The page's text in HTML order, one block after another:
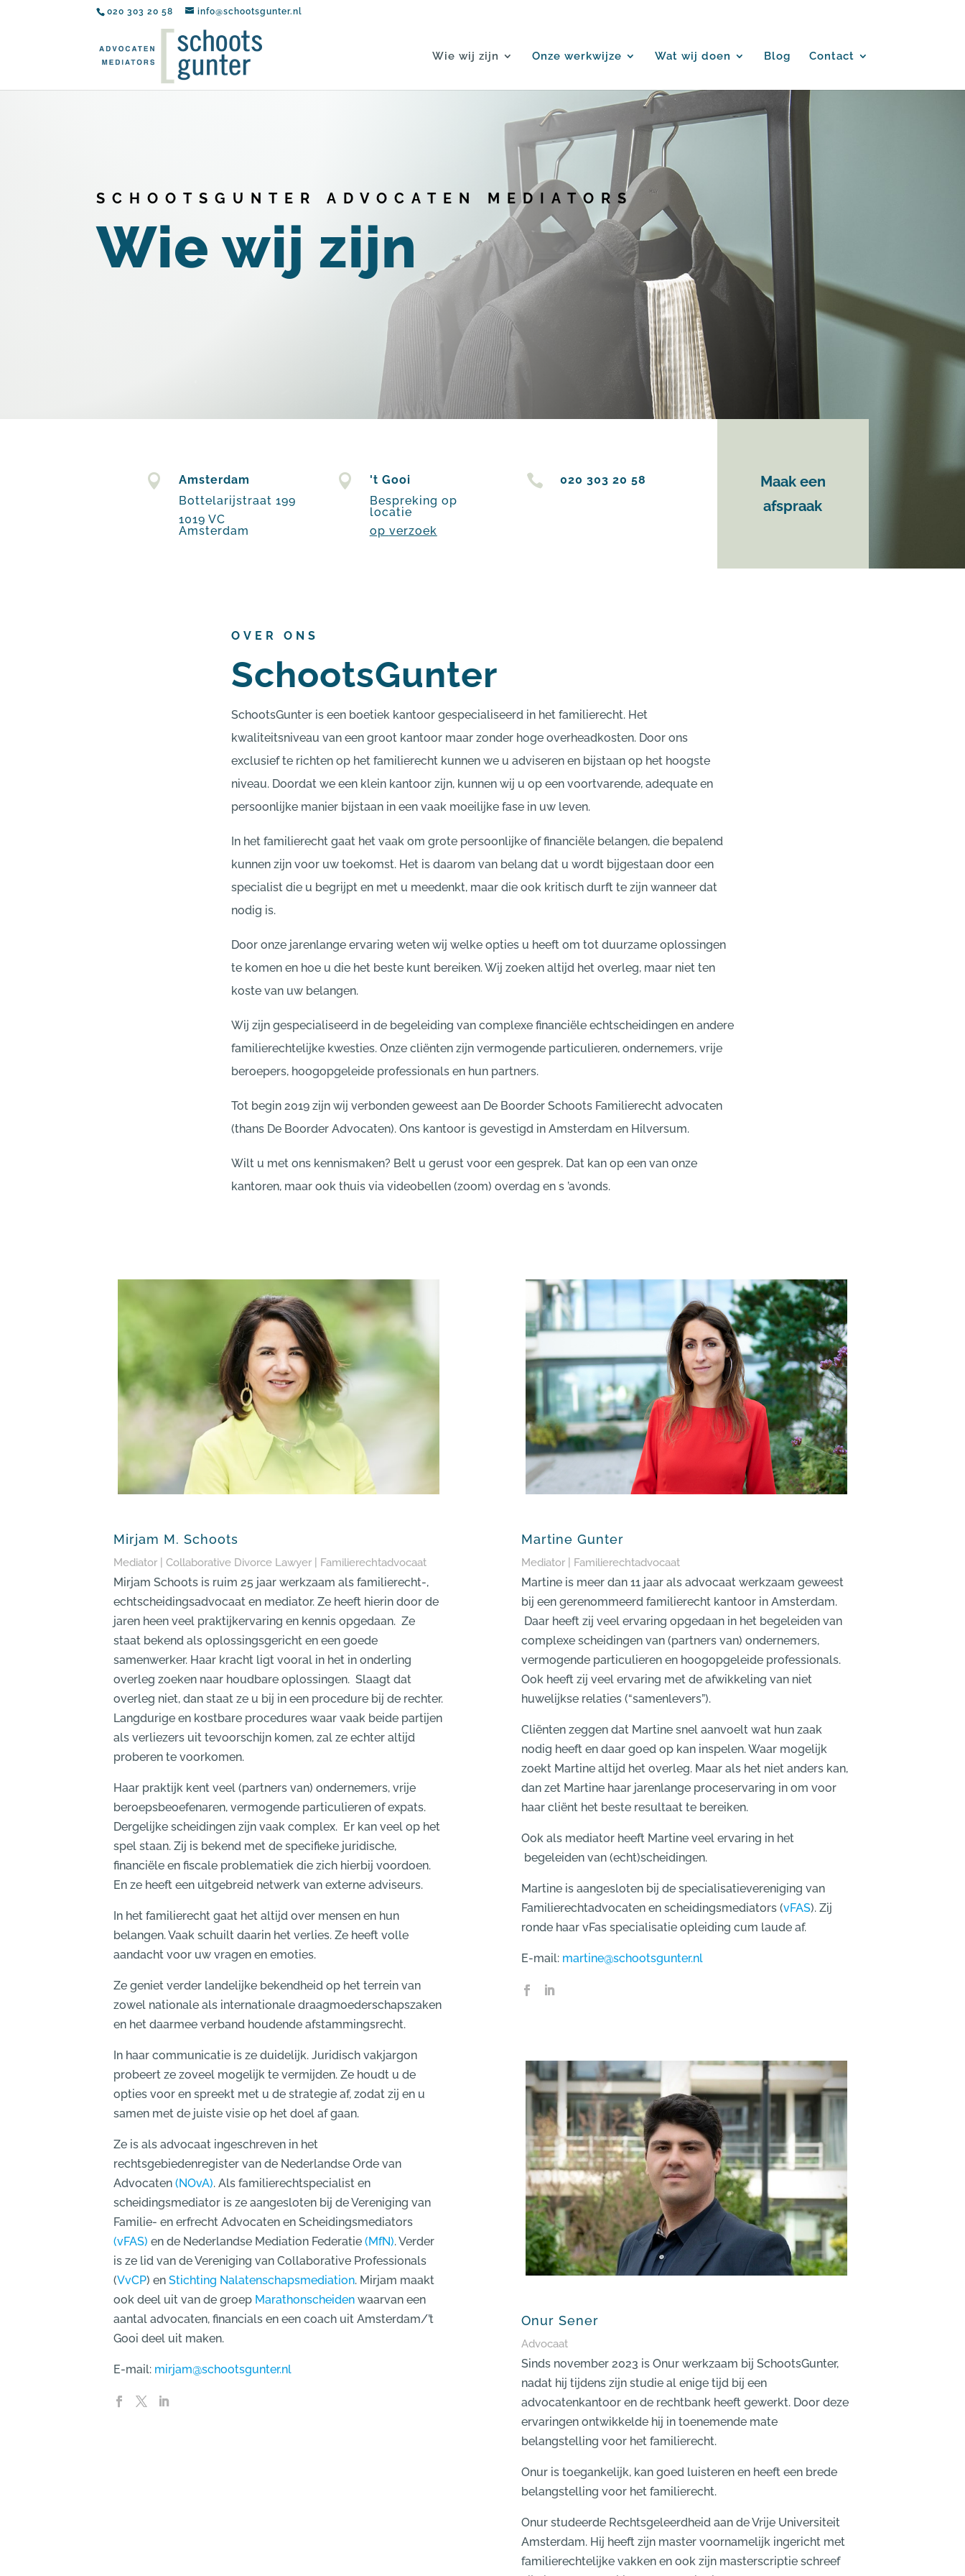
020 303 20 58 info@schootsgunter.nl
Wie wij zijn Onze werkwijze Wat wij doen Blog Contact
SCHOOTSGUNTER ADVOCATEN MEDIATORS
Wie wij zijn

Amsterdam
Bottelarijstraat 199
1019 VC
Amsterdam

't Gooi
Bespreking op
locatie
op verzoek
 020 303 20 58
Maak een
afspraak
OVER ONS
SchootsGunter
SchootsGunter is een boetiek kantoor gespecialiseerd in het familierecht. Het
kwaliteitsniveau van een groot kantoor maar zonder hoge overheadkosten. Door ons
exclusief te richten op het familierecht kunnen we u adviseren en bijstaan op het hoogste
niveau. Doordat we een klein kantoor zijn, kunnen wij u op een voortvarende, adequate en
persoonlijke manier bijstaan in een vaak moeilijke fase in uw leven.
In het familierecht gaat het vaak om grote persoonlijke of financiële belangen, die bepalend
kunnen zijn voor uw toekomst. Het is daarom van belang dat u wordt bijgestaan door een
specialist die u begrijpt en met u meedenkt, maar die ook kritisch durft te zijn wanneer dat
nodig is.
Door onze jarenlange ervaring weten wij welke opties u heeft om tot duurzame oplossingen
te komen en hoe u die het beste kunt bereiken. Wij zoeken altijd het overleg, maar niet ten
koste van uw belangen.
Wij zijn gespecialiseerd in de begeleiding van complexe financiële echtscheidingen en andere
familierechtelijke kwesties. Onze cliënten zijn vermogende particulieren, ondernemers, vrije
beroepers, hoogopgeleide professionals en hun partners.
Tot begin 2019 zijn wij verbonden geweest aan De Boorder Schoots Familierecht advocaten
(thans De Boorder Advocaten). Ons kantoor is gevestigd in Amsterdam en Hilversum.
Wilt u met ons kennismaken? Belt u gerust voor een gesprek. Dat kan op een van onze
kantoren, maar ook thuis via videobellen (zoom) overdag en s ’avonds.
Mirjam M. Schoots
Mediator | Collaborative Divorce Lawyer | Familierechtadvocaat
Mirjam Schoots is ruim 25 jaar werkzaam als familierecht-,
echtscheidingsadvocaat en mediator. Ze heeft hierin door de
jaren heen veel praktijkervaring en kennis opgedaan. Ze
staat bekend als oplossingsgericht en een goede
samenwerker. Haar kracht ligt vooral in het in onderling
overleg zoeken naar houdbare oplossingen. Slaagt dat
overleg niet, dan staat ze u bij in een procedure bij de rechter.
Langdurige en kostbare procedures waar vaak beide partijen
als verliezers uit tevoorschijn komen, zal ze echter altijd
proberen te voorkomen.
Haar praktijk kent veel (partners van) ondernemers, vrije
beroepsbeoefenaren, vermogende particulieren of expats.
Dergelijke scheidingen zijn vaak complex. Er kan veel op het
spel staan. Zij is bekend met de specifieke juridische,
financiële en fiscale problematiek die zich hierbij voordoen.
En ze heeft een uitgebreid netwerk van externe adviseurs.
In het familierecht gaat het altijd over mensen en hun
belangen. Vaak schuilt daarin het verlies. Ze heeft volle
aandacht voor uw vragen en emoties.
Ze geniet verder landelijke bekendheid op het terrein van
zowel nationale als internationale draagmoederschapszaken
en het daarmee verband houdende afstammingsrecht.
In haar communicatie is ze duidelijk. Juridisch vakjargon
probeert ze zoveel mogelijk te vermijden. Ze houdt u de
opties voor en spreekt met u de strategie af, zodat zij en u
samen met de juiste visie op het doel af gaan.
Ze is als advocaat ingeschreven in het
rechtsgebiedenregister van de Nederlandse Orde van
Advocaten(NOvA). Als familierechtspecialist en
scheidingsmediator is ze aangesloten bij de Vereniging van
Familie- en erfrecht Advocaten en Scheidingsmediators
(vFAS) en de Nederlandse Mediation Federatie(MfN). Verder
is ze lid van de Vereniging van Collaborative Professionals
(VvCP) enStichting Nalatenschapsmediation. Mirjam maakt
ook deel uit van de groep Marathonscheiden waarvan een
aantal advocaten, financials en een coach uit Amsterdam/’t
Gooi deel uit maken.
E-mail: mirjam@schootsgunter.nl
Martine Gunter
Mediator | Familierechtadvocaat
Martine is meer dan 11 jaar als advocaat werkzaam geweest
bij een gerenommeerd familierecht kantoor in Amsterdam.
Daar heeft zij veel ervaring opgedaan in het begeleiden van
complexe scheidingen van (partners van) ondernemers,
vermogende particulieren en hoogopgeleide professionals.
Ook heeft zij veel ervaring met de afwikkeling van niet
huwelijkse relaties (“samenlevers”).
Cliënten zeggen dat Martine snel aanvoelt wat hun zaak
nodig heeft en daar goed op kan inspelen. Waar mogelijk
zoekt Martine altijd het overleg. Maar als het niet anders kan,
dan zet Martine haar jarenlange proceservaring in om voor
haar cliënt het beste resultaat te bereiken.
Ook als mediator heeft Martine veel ervaring in het
begeleiden van (echt)scheidingen.
Martine is aangesloten bij de specialisatievereniging van
Familierechtadvocaten en scheidingsmediators (vFAS). Zij
ronde haar vFas specialisatie opleiding cum laude af.
E-mail: martine@schootsgunter.nl
Onur Sener
Advocaat
Sinds november 2023 is Onur werkzaam bij SchootsGunter,
nadat hij tijdens zijn studie al enige tijd bij een
advocatenkantoor en de rechtbank heeft gewerkt. Door deze
ervaringen ontwikkelde hij in toenemende mate
belangstelling voor het familierecht.
Onur is toegankelijk, kan goed luisteren en heeft een brede
belangstelling voor het familierecht.
Onur studeerde Rechtsgeleerdheid aan de Vrije Universiteit
Amsterdam. Hij heeft zijn master voornamelijk ingericht met
familierechtelijke vakken en ook zijn masterscriptie schreef